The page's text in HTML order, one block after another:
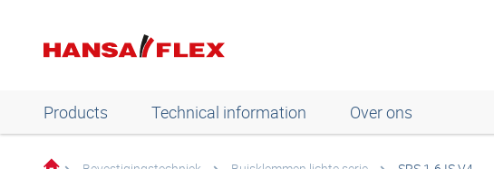
Products Technical information Over ons